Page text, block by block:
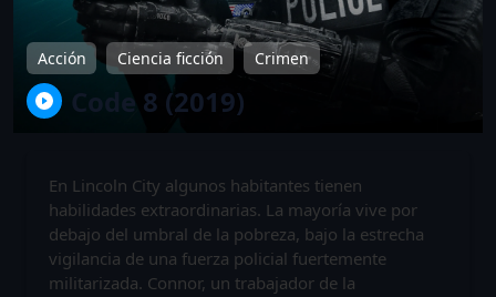
Acción Ciencia ficción Crimen
Code 8 (2019)
En Lincoln City algunos habitantes tienen
habilidades extraordinarias. La mayoría vive por
debajo del umbral de la pobreza, bajo la estrecha
vigilancia de una fuerza policial fuertemente
militarizada. Connor, un trabajador de la